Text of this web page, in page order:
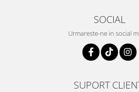
SOCIAL
Urmareste-ne in social
SUPORT